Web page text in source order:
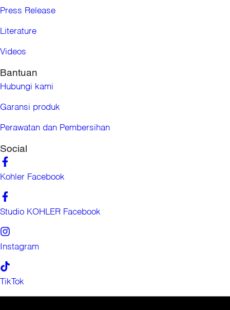
Press Release
Literature
Videos
Bantuan
Hubungi kami
Garansi produk
Perawatan dan Pembersihan
Social
Kohler Facebook
Studio KOHLER Facebook
Instagram
TikTok